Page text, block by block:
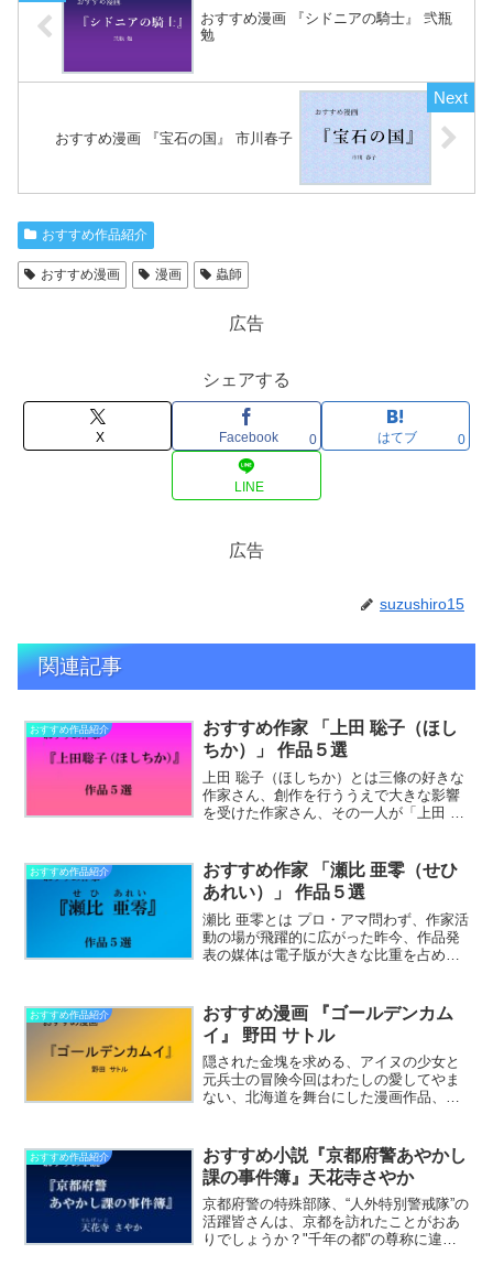
おすすめ漫画 『シドニアの騎士』 弐瓶
勉
おすすめ漫画 『宝石の国』 市川春子
おすすめ作品紹介
おすすめ漫画 漫画 蟲師
広告
シェアする
X Facebook 0 はてブ 0
LINE
広告
suzushiro15
関連記事
おすすめ作品紹介
おすすめ作家 「上田 聡子（ほし
ちか）」 作品５選
上田 聡子（ほしちか）とは三條の好きな
作家さん、創作を行ううえで大きな影響
を受けた作家さん、その一人が「上田 聡
文学誌等々、さまざまな媒体で活躍する
上田 聡子さん………………～続きを読む
～
おすすめ作品紹介
おすすめ作家 「瀬比 亜零（せひ
あれい）」 作品５選
瀬比 亜零とは プロ・アマ問わず、作家活
動の場が飛躍的に広がった昨今、作品発
表の媒体は電子版が大きな比重を占める
いお一人が「瀬比 亜零（せひ あれい）」
先生です。 当………………～続きを読む
～
おすすめ作品紹介
おすすめ漫画 『ゴールデンカム
イ』 野田 サトル
隠された金塊を求める、アイヌの少女と
元兵士の冒険今回はわたしの愛してやま
ない、北海道を舞台にした漫画作品、野
道。かつて日露戦争に従軍し、「不死身
の杉元」と呼ばれた杉元佐
一………………～続きを読む～
おすすめ作品紹介
おすすめ小説『京都府警あやかし
課の事件簿』天花寺さやか
京都府警の特殊部隊、“人外特別警戒隊”の
活躍皆さんは、京都を訪れたことがおあ
りでしょうか？"千年の都"の尊称に違わ